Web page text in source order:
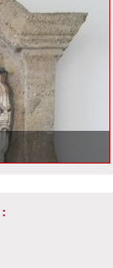
en marbre dans